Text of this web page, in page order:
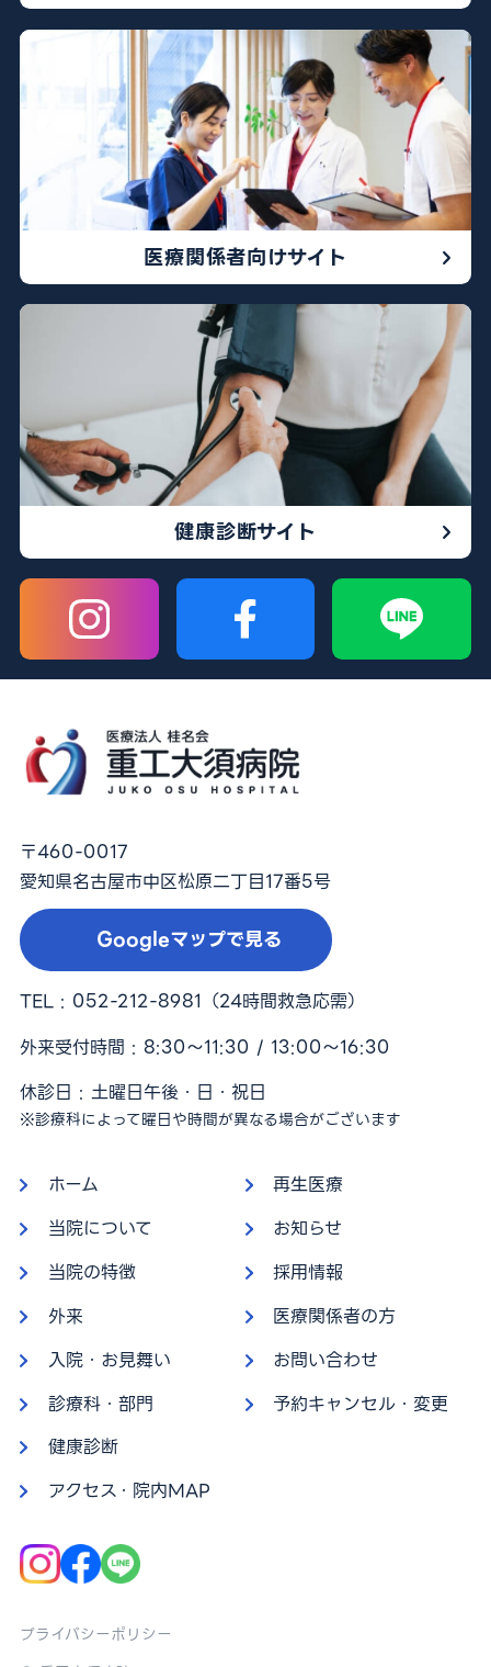
医療関係者向けサイト
健康診断サイト
〒460-0017
愛知県名古屋市中区松原二丁目17番5号
Googleマップで見る
TEL : 052-212-8981 （24時間救急応需）
外来受付時間 : 8:30〜11:30 / 13:00〜16:30
休診日 : 土曜日午後・日・祝日
※診療科によって曜日や時間が異なる場合がございます
ホーム
当院について
当院の特徴
外来
入院・お見舞い
診療科・部門
健康診断
アクセス・院内MAP
再生医療
お知らせ
採用情報
医療関係者の方
お問い合わせ
予約キャンセル・変更
プライバシーポリシー